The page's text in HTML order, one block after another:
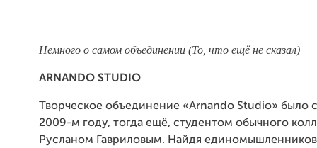
Немного о самом объединении (То, что ещё не сказал)
ARNANDO STUDIO
Творческое объединение «Arnando Studio» было
2009-м году, тогда ещё, студентом обычного
Русланом Гавриловым. Найдя